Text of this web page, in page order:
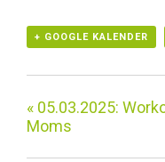
+ GOOGLE KALENDER
« 05.03.2025:
Moms